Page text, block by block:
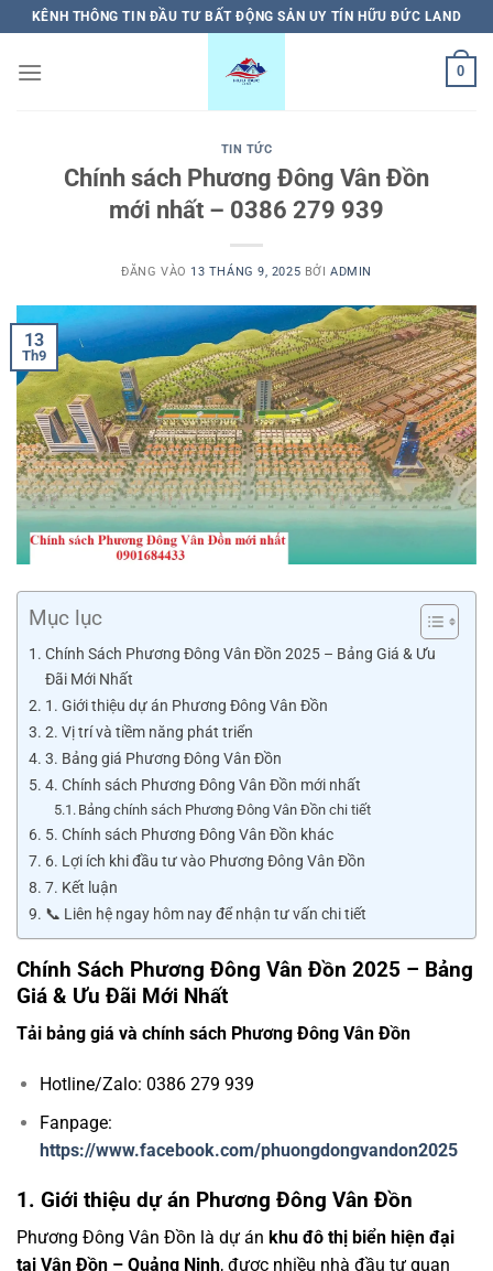
qua
nội
KÊNH THÔNG TIN ĐẦU TƯ BẤT ĐỘNG SẢN UY TÍN HỮU ĐỨC LAND
0
TIN TỨC
Chính sách Phương Đông Vân Đồn
mới nhất – 0386 279 939
ĐĂNG VÀO 13 THÁNG 9, 2025 BỞI ADMIN
13
Th9
Mục lục
Chính Sách Phương Đông Vân Đồn 2025 – Bảng Giá & Ưu
Đãi Mới Nhất
1. Giới thiệu dự án Phương Đông Vân Đồn
2. Vị trí và tiềm năng phát triển
3. Bảng giá Phương Đông Vân Đồn
4. Chính sách Phương Đông Vân Đồn mới nhất
Bảng chính sách Phương Đông Vân Đồn chi tiết
5. Chính sách Phương Đông Vân Đồn khác
6. Lợi ích khi đầu tư vào Phương Đông Vân Đồn
7. Kết luận
📞 Liên hệ ngay hôm nay để nhận tư vấn chi tiết
Chính Sách Phương Đông Vân Đồn 2025 – Bảng
Giá & Ưu Đãi Mới Nhất
Tải bảng giá và chính sách Phương Đông Vân Đồn
Hotline/Zalo: 0386 279 939
Fanpage:
https://www.facebook.com/phuongdongvandon2025
1. Giới thiệu dự án Phương Đông Vân Đồn
Phương Đông Vân Đồn là dự án khu đô thị biển hiện đại
tại Vân Đồn – Quảng Ninh, được nhiều nhà đầu tư quan